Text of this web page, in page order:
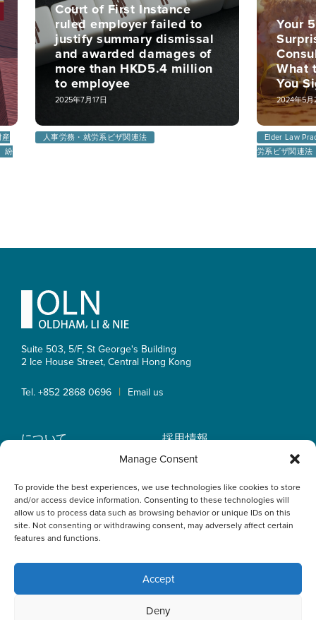
Manage Consent
To provide the best experiences, we use technologies like cookies to store
and/or access device information. Consenting to these technologies will
allow us to process data such as browsing behavior or unique IDs on this
site. Not consenting or withdrawing consent, may adversely affect certain
features and functions.
Accept
Deny
産
紛
Court of First Instance
ruled employer failed to
justify summary dismissal
and awarded damages of
more than HKD5.4 million
to employee
2025年7月17日
人事労務・就労系ビザ関連法
Your
What
You
2024年5月
Elder Law
労系ビザ関連法
collect information to customise content. By closing this
Footer
Suite 503, 5/F, St George's Building
2 Ice House Street, Central Hong Kong
Tel. +852 2868 0696 | Email us
について
インサイト
事業拠点
採用情報
OLN IP Services
プライバシーポリシー